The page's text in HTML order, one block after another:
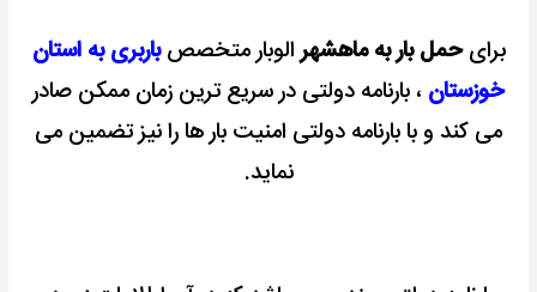
برایحمل بار به ماهشهرالوبار متخصصباربری به استان
خوزستان ، بارنامه دولتی در سریع ترین زمان ممکن صادر
می کند و با بارنامه دولتی امنیت بار ها را نیز تضمین می
نماید.